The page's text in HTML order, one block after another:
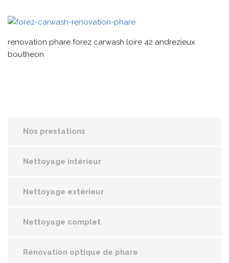
renovation phare forez carwash loire 42 andrezieux
boutheon
Nos prestations
Nettoyage intérieur
Nettoyage extérieur
Nettoyage complet
Rénovation optique de phare